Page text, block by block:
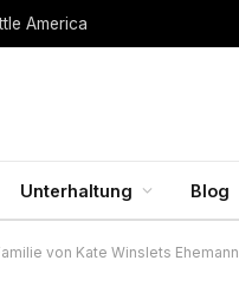
America
Unterhaltung Blog
von Kate Winslets Ehemann